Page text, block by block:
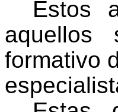
Estos
aquellos
formativo